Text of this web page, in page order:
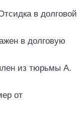
в долговой
в долговую
из тюрьмы А.
от